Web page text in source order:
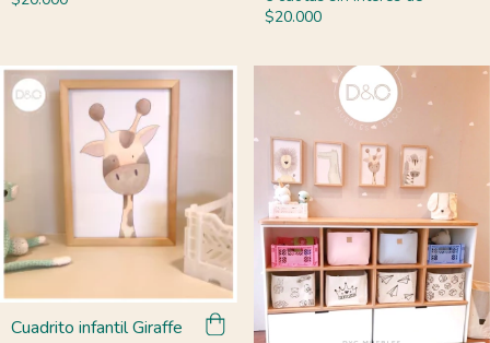
$20.000
Cuadrito infantil Giraffe